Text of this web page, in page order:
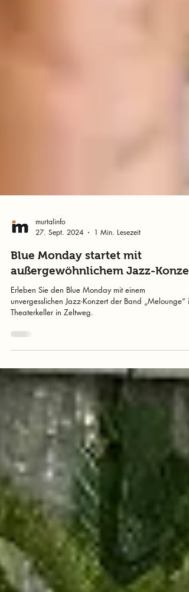
murtalinfo
27. Sept. 2024
1 Min. Lesezeit
Blue Monday startet mit
außergewöhnlichem Jazz-
unvergesslichen Jazz-Konzert der Band „Melounge“